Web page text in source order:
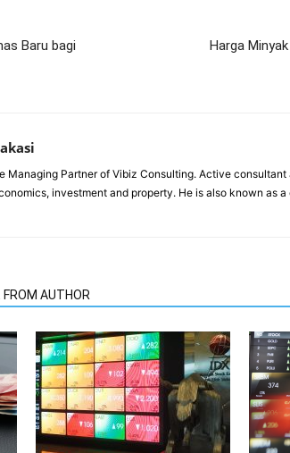
Baru bagi
Harga
Managing Partner of Vibiz Consulting. Active
investment and property. He is also known as
FROM AUTHOR